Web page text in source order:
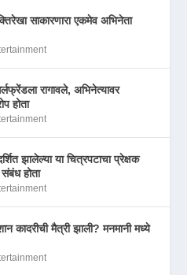
साकारणारा एकमेव अभिनेता
रागावले, अभिनेत्यावर
होता
झालेल्या या चित्रपटाचा प्रेक्षक
होता
कादरीची मैत्री झाली? मनमानी मध्ये